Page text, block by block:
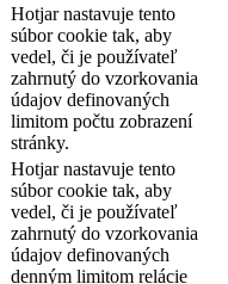
Hotjar nastavuje tento
súbor cookie tak, aby
vedel, či je používateľ
zahrnutý do vzorkovania
údajov definovaných
limitom počtu zobrazení
stránky.
Hotjar nastavuje tento
súbor cookie tak, aby
vedel, či je používateľ
zahrnutý do vzorkovania
údajov definovaných
denným limitom relácie